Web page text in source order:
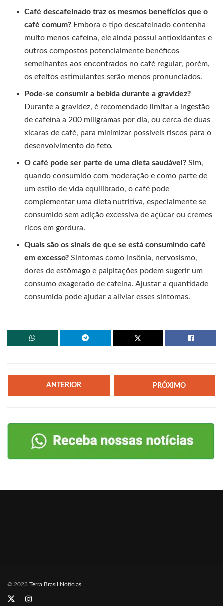
Café descafeinado traz os mesmos benefícios que o
café comum? Embora o tipo descafeinado contenha
muito menos cafeína, ele ainda possui antioxidantes e
outros compostos potencialmente benéficos
semelhantes aos encontrados no café regular, porém,
os efeitos estimulantes serão menos pronunciados.
Pode-se consumir a bebida durante a gravidez?
Durante a gravidez, é recomendado limitar a ingestão
de cafeína a 200 miligramas por dia, ou cerca de duas
xícaras de café, para minimizar possíveis riscos para o
desenvolvimento do feto.
O café pode ser parte de uma dieta saudável? Sim,
quando consumido com moderação e como parte de
um estilo de vida equilibrado, o café pode
complementar uma dieta nutritiva, especialmente se
consumido sem adição excessiva de açúcar ou cremes
ricos em gordura.
Quais são os sinais de que se está consumindo café
em excesso? Sintomas como insônia, nervosismo,
dores de estômago e palpitações podem sugerir um
consumo exagerado de cafeína. Ajustar a quantidade
consumida pode ajudar a aliviar esses sintomas.
ANTERIOR PRÓXIMO
© 2023 Terra Brasil Notícias